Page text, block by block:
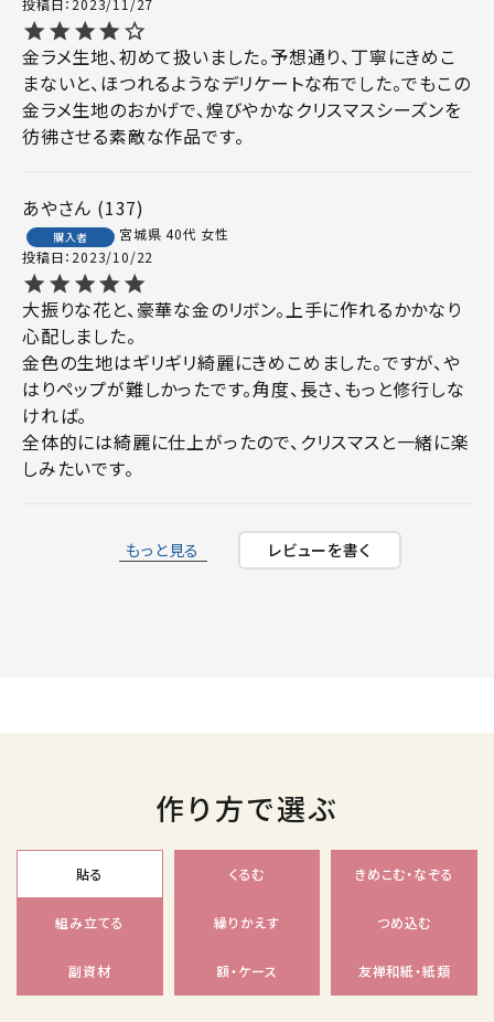
投稿日 2023/11/27
金ラメ生地、初めて扱いました。予想通り、丁寧にきめこ
まないと、ほつれるようなデリケートな布でした。でもこの
金ラメ生地のおかげで、煌びやかなクリスマスシーズンを
彷彿させる素敵な作品です。
あや 137
購入者 宮城県 40代 女性
投稿日 2023/10/22
大振りな花と、豪華な金のリボン。上手に作れるかかなり
心配しました。
金色の生地はギリギリ綺麗にきめこめました。ですが、や
はりペップが難しかったです。角度、長さ、もっと修行しな
ければ。
全体的には綺麗に仕上がったので、クリスマスと一緒に楽
しみたいです。
もっと見る レビューを書く
作り方で選ぶ
貼る くるむ きめこむ・なぞる
組み立てる 繰りかえす つめ込む
副資材 額・ケース 友禅和紙・紙類